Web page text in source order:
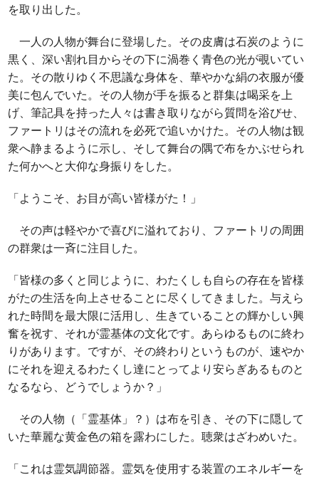
を取り出した。
一人の人物が舞台に登場した。その皮膚は石炭のように
黒く、深い割れ目からその下に渦巻く青色の光が覗いてい
た。その散りゆく不思議な身体を、華やかな絹の衣服が優
美に包んでいた。その人物が手を振ると群集は喝采を上
げ、筆記具を持った人々は書き取りながら質問を浴びせ、
ファートリはその流れを必死で追いかけた。その人物は観
衆へ静まるように示し、そして舞台の隅で布をかぶせられ
た何かへと大仰な身振りをした。
「ようこそ、お目が高い皆様がた！」
その声は軽やかで喜びに溢れており、ファートリの周囲
の群衆は一斉に注目した。
「皆様の多くと同じように、わたくしも自らの存在を皆様
がたの生活を向上させることに尽くしてきました。与えら
れた時間を最大限に活用し、生きていることの輝かしい興
奮を祝す、それが霊基体の文化です。あらゆるものに終わ
りがあります。ですが、その終わりというものが、速やか
にそれを迎えるわたくし達にとってより安らぎあるものと
なるなら、どうでしょうか？」
その人物（「霊基体」？）は布を引き、その下に隠して
いた華麗な黄金色の箱を露わにした。聴衆はざわめいた。
「これは霊気調節器。霊気を使用する装置のエネルギーを